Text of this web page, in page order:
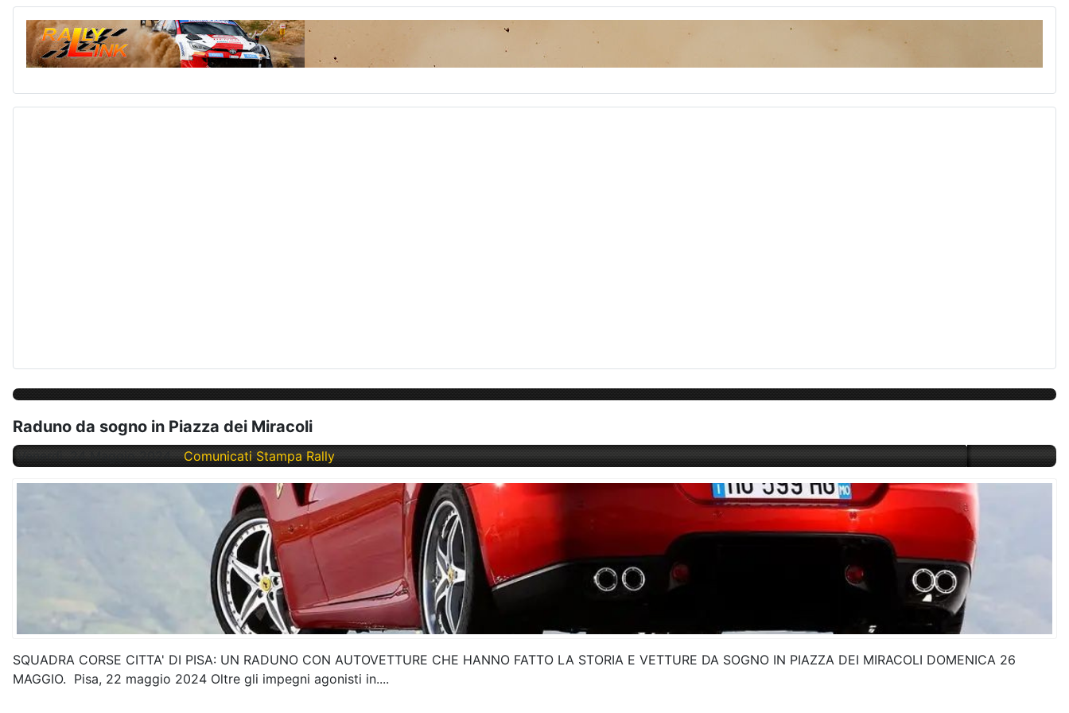
Raduno da sogno in Piazza dei Miracoli
Venerdì, 24 Maggio 2024 Comunicati Stampa Rally
SQUADRA CORSE CITTA' DI PISA: UN RADUNO CON AUTOVETTURE CHE HANNO FATTO LA STORIA E VETTURE DA SOGNO IN PIAZZA DEI MIRACOLI DOMENICA 26
MAGGIO. Pisa, 22 maggio 2024 Oltre gli impegni agonisti in....